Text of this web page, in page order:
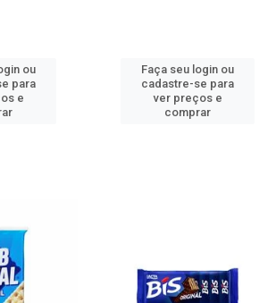
ou
para
e
Faça seu login ou
cadastre-se para
ver preços e
comprar